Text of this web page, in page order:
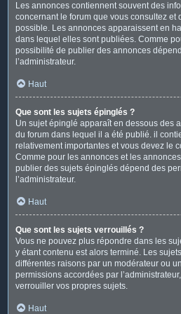
Les annonces contiennent souvent des
concernant le forum que vous consultez et
possible. Les annonces apparaissent en
dans lequel elles sont publiées. Comme
possibilité de publier des annonces
l’administrateur.
Haut
Que sont les sujets épinglés ?
Un sujet épinglé apparaît en dessous des
du forum dans lequel il a été publié. il
relativement importantes et vous devez le
Comme pour les annonces et les
publier des sujets épinglés dépend des
l’administrateur.
Haut
Que sont les sujets verrouillés ?
Vous ne pouvez plus répondre dans les
y étant contenu est alors terminé. Les
différentes raisons par un modérateur ou
permissions accordées par
verrouiller vos propres sujets.
Haut